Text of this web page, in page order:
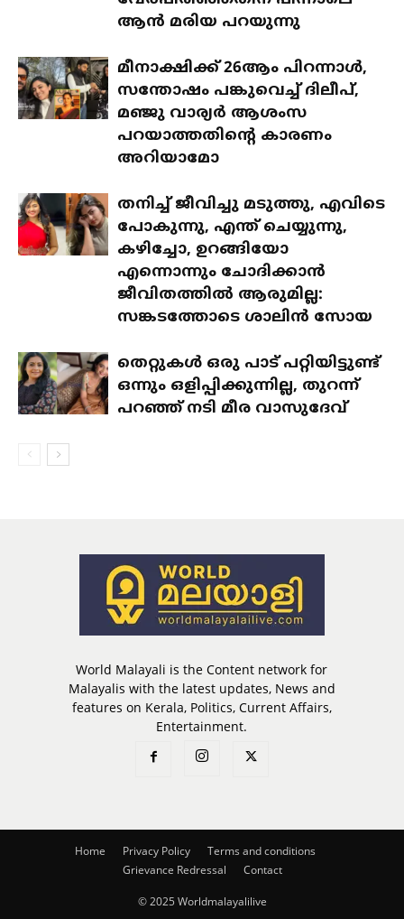
ആൻ മരിയ പറയുന്നു
മീനാക്ഷിക്ക് 26ആം പിറന്നാൾ,
സന്തോഷം പങ്കുവെച്ച് ദിലീപ്,
മഞ്ജു വാര്യർ ആശംസ
പറയാത്തതിന്റെ കാരണം
അറിയാമോ
തനിച്ച് ജീവിച്ചു മടുത്തു, എവിടെ
പോകുന്നു, എന്ത് ചെയ്യുന്നു,
കഴിച്ചോ, ഉറങ്ങിയോ
എന്നൊന്നും ചോദിക്കാൻ
ജീവിതത്തിൽ ആരുമില്ല:
സങ്കടത്തോടെ ശാലിൻ സോയ
തെറ്റുകൾ ഒരു പാട് പറ്റിയിട്ടുണ്ട്
ഒന്നും ഒളിപ്പിക്കുന്നില്ല, തുറന്ന്
പറഞ്ഞ് നടി മീര വാസുദേവ്
World Malayali is the Content network for
Malayalis with the latest updates, News and
features on Kerala, Politics, Current Affairs,
Entertainment.
Home Privacy Policy
Terms and conditions
Grievance Redressal
Contact
© 2025 Worldmalayalilive